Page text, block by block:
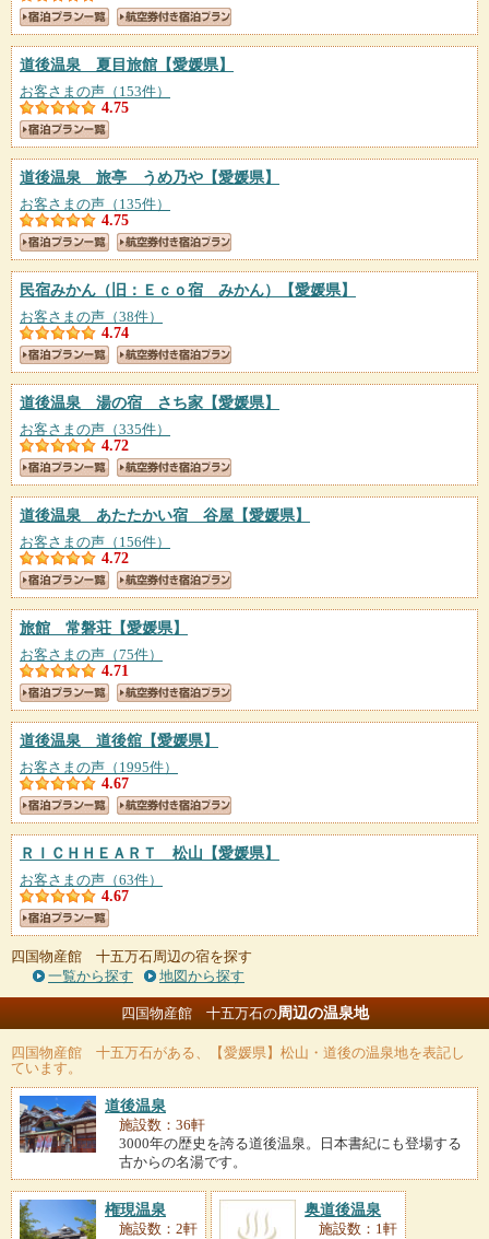
道後温泉 夏目旅館 【愛媛県】
お客さまの声（153件）
4.75
道後温泉 旅亭 うめ乃や 【愛媛県】
お客さまの声（135件）
4.75
民宿みかん（旧：Ｅｃｏ宿 みかん） 【愛媛県】
お客さまの声（38件）
4.74
道後温泉 湯の宿 さち家 【愛媛県】
お客さまの声（335件）
4.72
道後温泉 あたたかい宿 谷屋 【愛媛県】
お客さまの声（156件）
4.72
旅館 常磐荘 【愛媛県】
お客さまの声（75件）
4.71
道後温泉 道後舘 【愛媛県】
お客さまの声（1995件）
4.67
ＲＩＣＨＨＥＡＲＴ 松山 【愛媛県】
お客さまの声（63件）
4.67
四国物産館 十五万石周辺の宿を探す
一覧から探す
地図から探す
四国物産館 十五万石の周辺の温泉地
四国物産館 十五万石がある、【愛媛県】松山・道後の温泉地を表記し
ています。
道後温泉
施設数：36軒
3000年の歴史を誇る道後温泉。日本書紀にも登場する
古からの名湯です。
権現温泉
施設数：2軒
奥道後温泉
施設数：1軒